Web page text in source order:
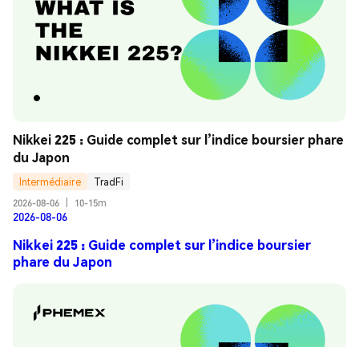
Nikkei 225 : Guide complet sur l’indice boursier phare
du Japon
Intermédiaire
TradFi
2026-08-06
10-15m
2026-08-06
Nikkei 225 : Guide complet sur l’indice boursier
phare du Japon